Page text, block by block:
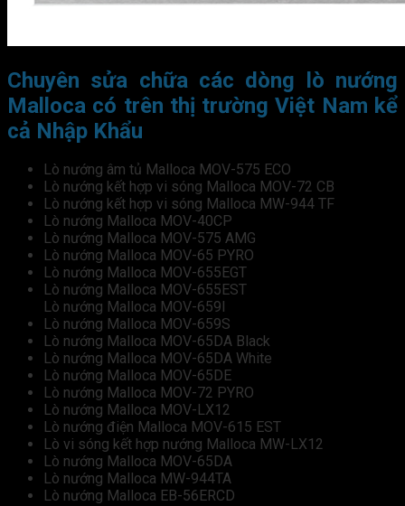
Chuyên sửa chữa các dòng lò nướng
Malloca có trên thị trường Việt Nam kể
cả Nhập Khẩu
Lò nướng âm tủ Malloca MOV-575 ECO
Lò nướng kết hợp vi sóng Malloca MOV-72 CB
Lò nướng kết hợp vi sóng Malloca MW-944 TF
Lò nướng Malloca MOV-40CP
Lò nướng Malloca MOV-575 AMG
Lò nướng Malloca MOV-65 PYRO
Lò nướng Malloca MOV-655EGT
Lò nướng Malloca MOV-655EST
Lò nướng Malloca MOV-659I
Lò nướng Malloca MOV-659S
Lò nướng Malloca MOV-65DA Black
Lò nướng Malloca MOV-65DA White
Lò nướng Malloca MOV-65DE
Lò nướng Malloca MOV-72 PYRO
Lò nướng Malloca MOV-LX12
Lò nướng điện Malloca MOV-615 EST
Lò vi sóng kết hợp nướng Malloca MW-LX12
Lò nướng Malloca MOV-65DA
Lò nướng Malloca MW-944TA
Lò nướng Malloca EB-56ERCD